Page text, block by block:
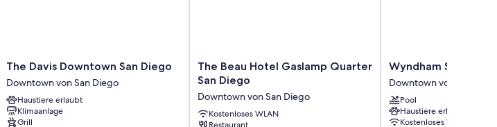
The
Davis
Downtown
San
Diego
The Davis Downtown San Diego
Downtown von San Diego
Haustiere erlaubt
Klimaanlage
Grill
The
Beau
Gaslamp
Quarter
The Beau Hotel Gaslamp Quarter
San Diego
Downtown von San Diego
Kostenloses WLAN
Restaurant
Wyndham
San
Diego
Bayside
Downtown
Wyndham San
Downtown von San
Pool
Haustiere erlaubt
Kostenloses WLAN